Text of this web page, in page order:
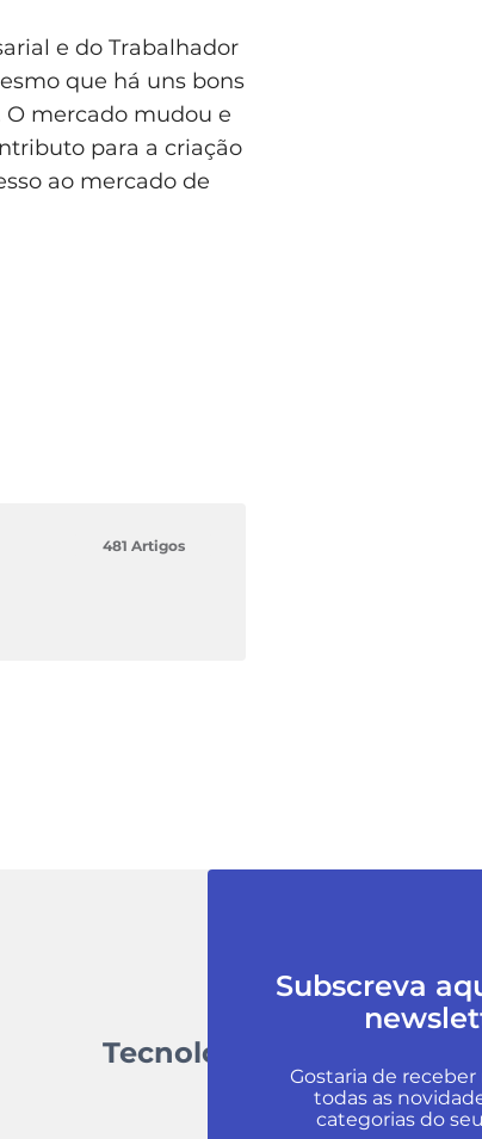
e do Trabalhador
que há uns bons
mercado mudou e
para a criação
ao mercado de
481 Artigos
Tecnologia
Subscreva
Gostaria de receber
todas as
categorias do